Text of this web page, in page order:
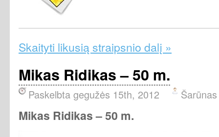
Skaityti likusią straipsnio dalį »
Mikas Ridikas – 50 m.
Paskelbta gegužės 15th, 2012 Šarūnas
Mikas Ridikas – 50 m.